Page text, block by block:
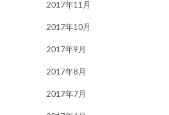
2017年11月
2017年10月
2017年9月
2017年8月
2017年7月